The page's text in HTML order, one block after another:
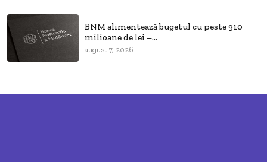
BNM alimentează bugetul cu peste 910
milioane de lei –...
august 7, 2026